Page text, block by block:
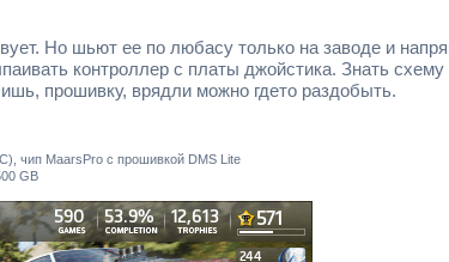
Но шьют ее по любасу только на заводе и
контроллер с платы джойстика. Знать
прошивку, врядли можно гдето раздобыть.
чип MaarsPro с прошивкой DMS Lite
GB